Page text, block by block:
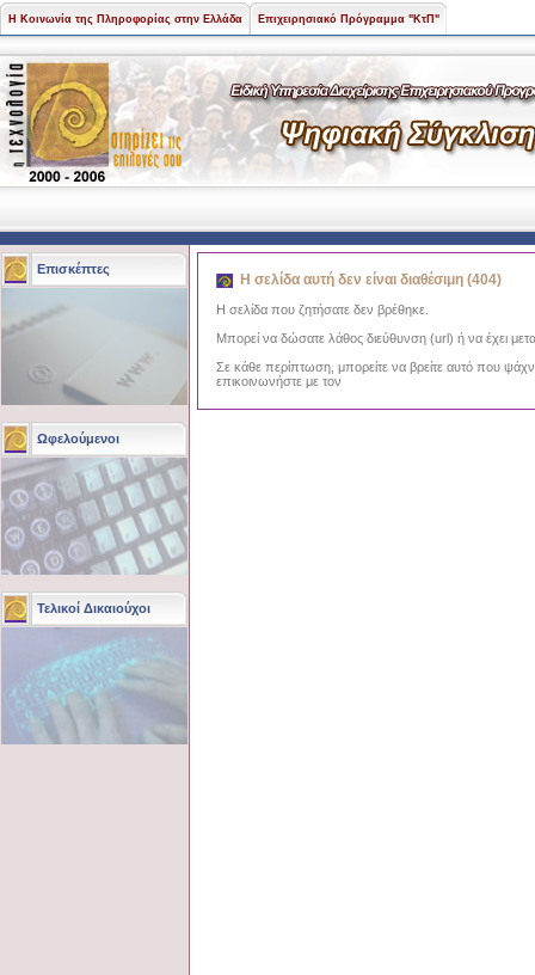
Η Κοινωνία της Πληροφορίας στην Ελλάδα Επιχειρησιακό Πρόγραμμα "ΚτΠ"
Επισκέπτες
Ωφελούμενοι
Τελικοί Δικαιούχοι
Η σελίδα αυτή δεν είναι διαθέσιμη (404)
Η σελίδα που ζητήσατε δεν βρέθηκε.
Μπορεί να δώσατε λάθος διεύθυνση (url) ή να έχει
Σε κάθε περίπτωση, μπορείτε να βρείτε αυτό που
επικοινωνήστε με τον